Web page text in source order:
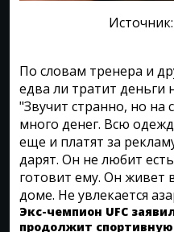
Источник:
По словам тренера и
едва ли тратит деньги
"Звучит странно, но на
много денег. Всю
еще и платят за
дарят. Он не любит
готовит ему. Он живет
доме. Не увлекается
Экс-чемпион UFC
продолжит спортивную